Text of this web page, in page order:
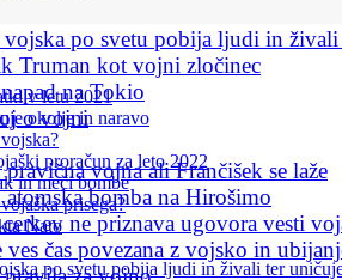
vojska po svetu pobija ljudi in živali
Truman kot vojni zločinec
na Tokio
o vojni
vojna ali Frančišek se laže
bomba na Hirošimo
ne priznava ugovora vesti
ves čas povezana z vojsko in
v letu 2021
okolje in naravo
proračun za leto 2022
in meči bombe
prisega?
Nato
po svetu pobija ljudi in živali ter